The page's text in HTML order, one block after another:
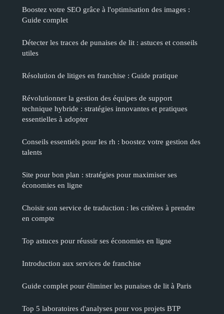
Boostez votre SEO grâce à l'optimisation des images :
Guide complet
Détecter les traces de punaises de lit : astuces et conseils
utiles
Résolution de litiges en franchise : Guide pratique
Révolutionner la gestion des équipes de support
technique hybride : stratégies innovantes et pratiques
essentielles à adopter
Conseils essentiels pour les rh : boostez votre gestion des
talents
Site pour bon plan : stratégies pour maximiser ses
économies en ligne
Choisir son service de traduction : les critères à prendre
en compte
Top astuces pour réussir ses économies en ligne
Introduction aux services de franchise
Guide complet pour éliminer les punaises de lit à Paris
Top 5 laboratoires d'analyses pour vos projets BTP